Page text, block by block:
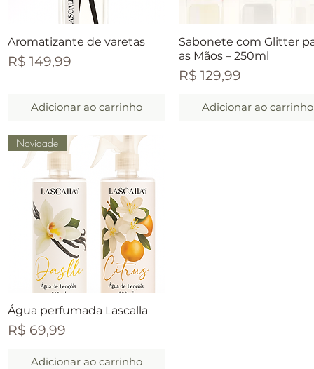
Visualização rápida
Aromatizante de varetas
Preço
R$ 149,99
Adicionar ao carrinho
Visualização rápida
Sabonete com Glitter
as Mãos – 250ml
Preço
R$ 129,99
Adicionar ao carrinho
Visualização rápida
Novidade
Água perfumada Lascalla
Preço
R$ 69,99
Adicionar ao carrinho